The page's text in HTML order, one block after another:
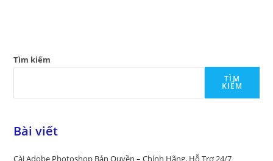
Tìm kiếm
TÌM
KIẾM
Bài viết
Cài Adobe Photoshop Bản Quyền – Chính Hãng, Hỗ Trợ 24/7